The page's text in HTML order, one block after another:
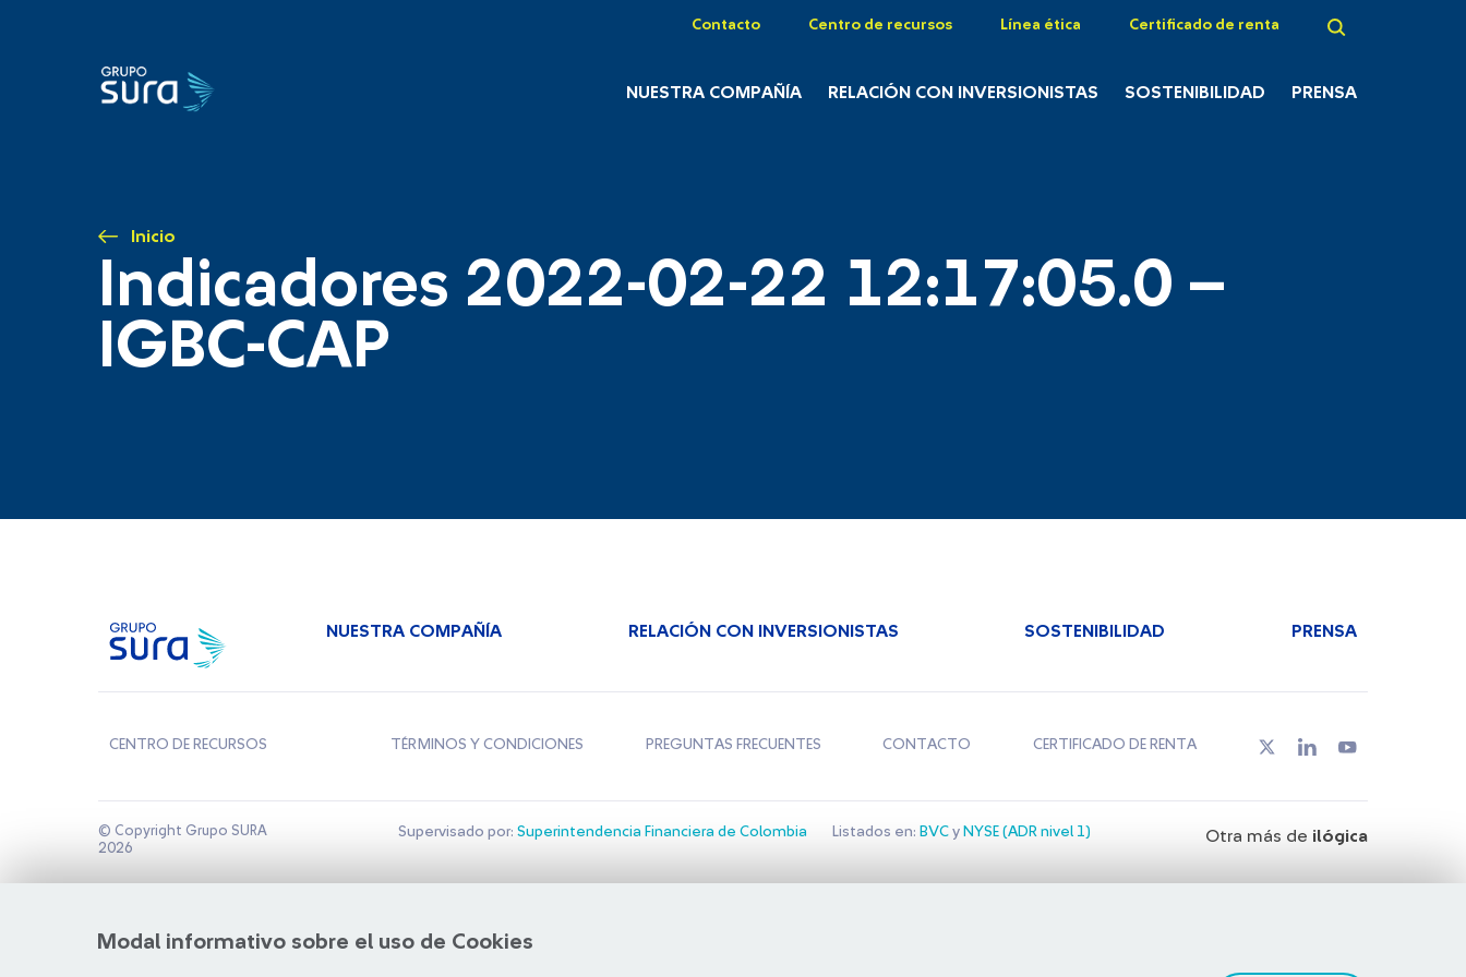
Contacto Centro de recursos Línea ética Certificado de renta
NUESTRA COMPAÑÍA RELACIÓN CON INVERSIONISTAS SOSTENIBILIDAD PRENSA
Inicio
Indicadores 2022-02-22 12:17:05.0 –
IGBC-CAP
Modal informativo sobre el uso de Cookies
NUESTRA COMPAÑÍA RELACIÓN CON INVERSIONISTAS SOSTENIBILIDAD PRENSA
CENTRO DE RECURSOS TÉRMINOS Y CONDICIONES PREGUNTAS FRECUENTES CONTACTO CERTIFICADO DE RENTA
© Copyright Grupo SURA
2026
Supervisado por: Superintendencia Financiera de Colombia Listados en: BVCy NYSE (ADR nivel 1) Otra más de ilógica